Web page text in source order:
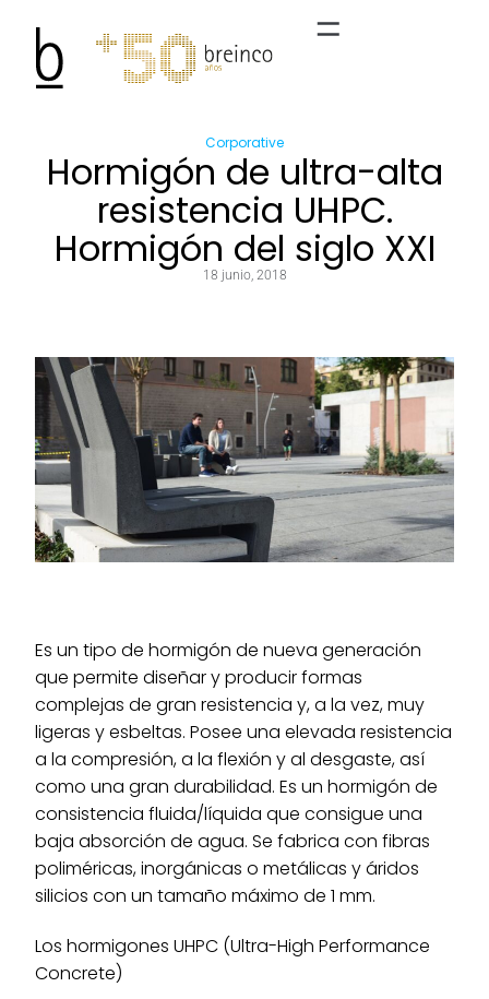
Corporative
Hormigón de ultra-alta
resistencia UHPC.
Hormigón del siglo XXI
18 junio, 2018
Es un tipo de hormigón de nueva generación
que permite diseñar y producir formas
complejas de gran resistencia y, a la vez, muy
ligeras y esbeltas. Posee una elevada resistencia
a la compresión, a la flexión y al desgaste, así
como una gran durabilidad. Es un hormigón de
consistencia fluida/líquida que consigue una
baja absorción de agua. Se fabrica con fibras
poliméricas, inorgánicas o metálicas y áridos
silicios con un tamaño máximo de 1 mm.
Los hormigones UHPC (Ultra-High Performance
Concrete)